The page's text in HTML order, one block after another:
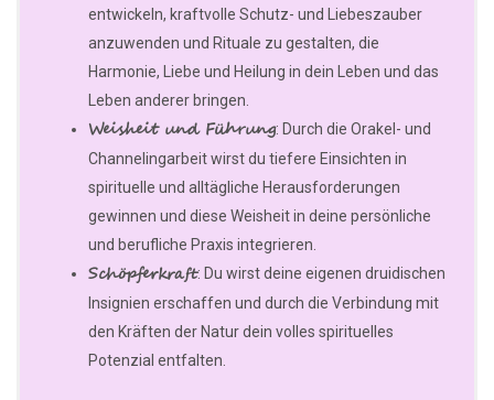
entwickeln, kraftvolle Schutz- und Liebeszauber
anzuwenden und Rituale zu gestalten, die
Harmonie, Liebe und Heilung in dein Leben und das
Leben anderer bringen.
Weisheit und Führung: Durch die Orakel- und
Channelingarbeit wirst du tiefere Einsichten in
spirituelle und alltägliche Herausforderungen
gewinnen und diese Weisheit in deine persönliche
und berufliche Praxis integrieren.
Schöpferkraft: Du wirst deine eigenen druidischen
Insignien erschaffen und durch die Verbindung mit
den Kräften der Natur dein volles spirituelles
Potenzial entfalten.